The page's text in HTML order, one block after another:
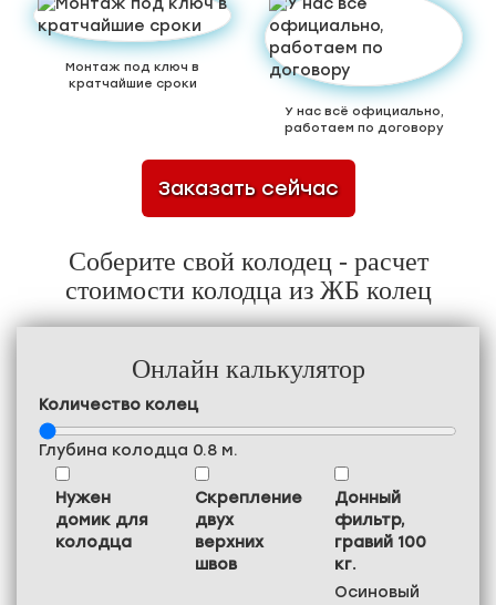
Монтаж под ключ в
кратчайшие сроки
У нас всё официально,
работаем по договору
Заказать сейчас
Соберите свой колодец - расчет
стоимости колодца из ЖБ колец
Онлайн калькулятор
Количество колец
Глубина колодца 0.8 м.
Нужен
домик для
колодца
Скрепление
двух
верхних
швов
Донный
фильтр,
гравий 100
кг.
Осиновый